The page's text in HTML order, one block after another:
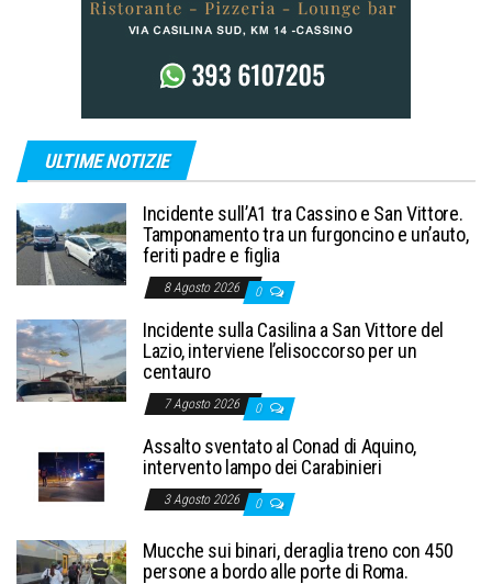
ULTIME NOTIZIE
Incidente sull’A1 tra Cassino e San Vittore.
Tamponamento tra un furgoncino e un’auto,
feriti padre e figlia
8 Agosto 2026 0
Incidente sulla Casilina a San Vittore del
Lazio, interviene l’elisoccorso per un
centauro
7 Agosto 2026 0
Assalto sventato al Conad di Aquino,
intervento lampo dei Carabinieri
3 Agosto 2026 0
Mucche sui binari, deraglia treno con 450
persone a bordo alle porte di Roma.